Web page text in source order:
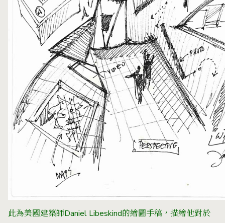
此為美國建築師Daniel Libeskind的繪圖手稿，描繪他對於